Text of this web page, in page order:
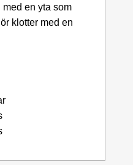
en yta som
klotter med en